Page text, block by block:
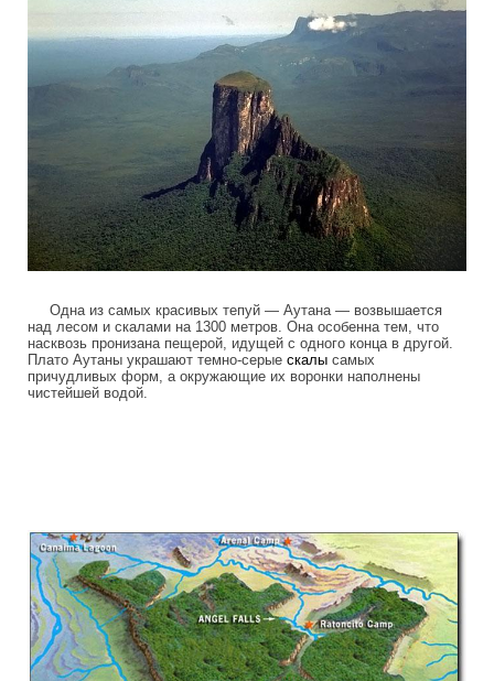
Одна из самых красивых тепуй — Аутана — возвышается
над лесом и скалами на 1300 метров. Она особенна тем, что
насквозь пронизана пещерой, идущей с одного конца в другой.
Плато Аутаны украшают темно-серые скалы самых
причудливых форм, а окружающие их воронки наполнены
чистейшей водой.